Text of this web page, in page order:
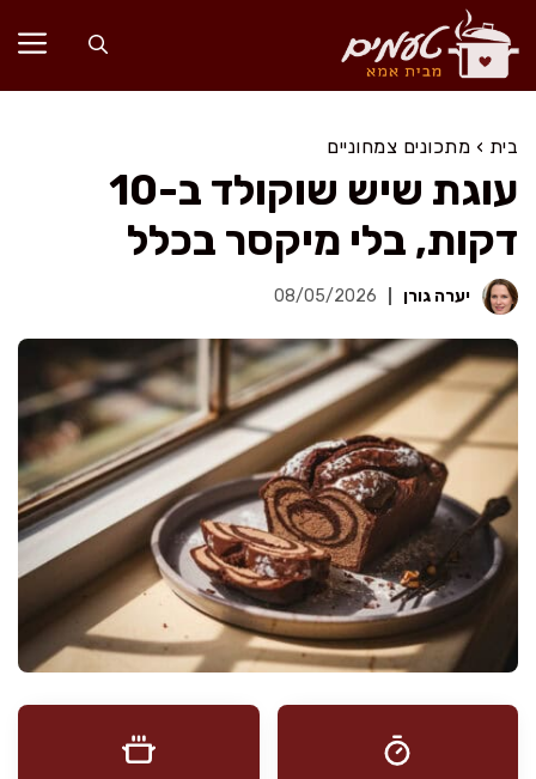
לדלג
לתוכן
בית › מתכונים צמחוניים
עוגת שיש שוקולד ב-10
דקות, בלי מיקסר בכלל
יערה גורן 08/05/2026